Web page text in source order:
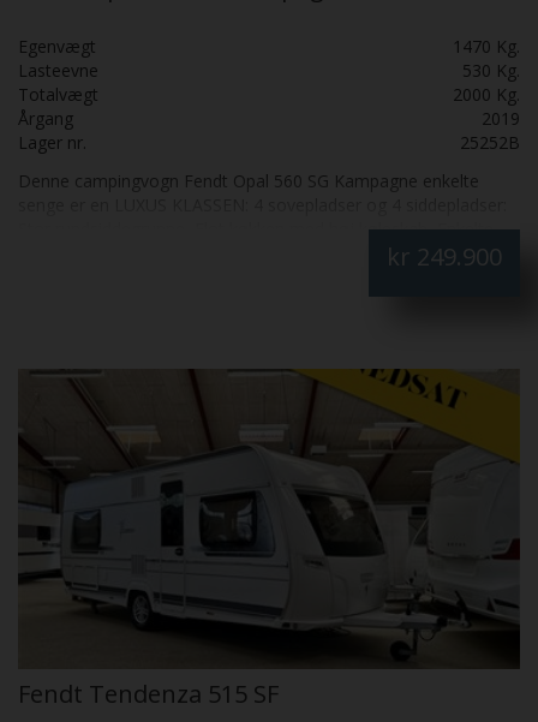
Egenvægt
1470 Kg.
Lasteevne
530 Kg.
Totalvægt
2000 Kg.
Årgang
2019
Lager nr.
25252B
Denne campingvogn Fendt Opal 560 SG Kampagne enkelte
Stor rundsiddegruppe, Flot køkken med høj køleskab, Enkelte
senge med udtræk, Flot badeværelse, Alde centralvarme,
kr 249.900
Fendt Tendenza 515 SF